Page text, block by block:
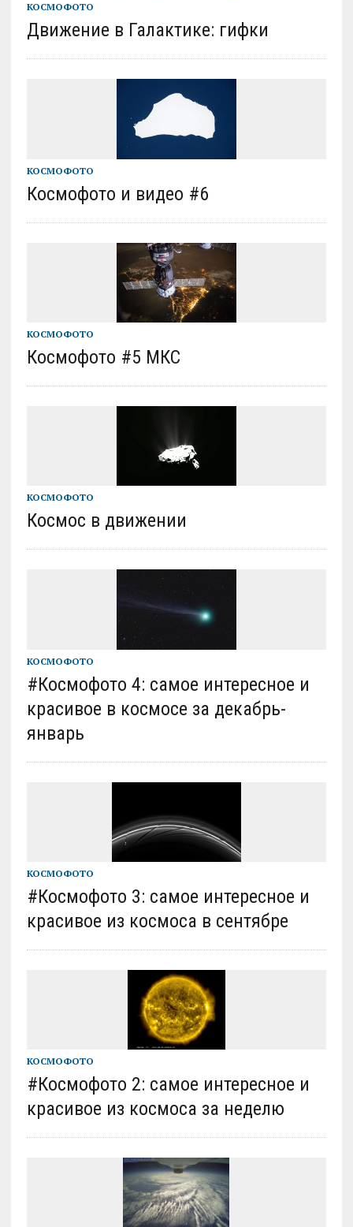
КОСМОФОТО
Движение в Галактике: гифки
КОСМОФОТО
Космофото и видео #6
КОСМОФОТО
Космофото #5 МКС
КОСМОФОТО
Космос в движении
КОСМОФОТО
#Космофото 4: самое интересное и
красивое в космосе за декабрь-
январь
КОСМОФОТО
#Космофото 3: самое интересное и
красивое из космоса в сентябре
КОСМОФОТО
#Космофото 2: самое интересное и
красивое из космоса за неделю